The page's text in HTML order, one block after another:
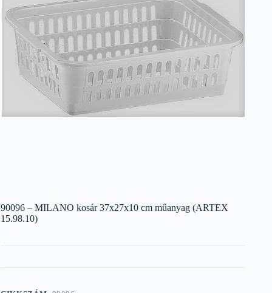
90096 – MILANO kosár 37x27x10 cm műanyag (ARTEX
15.98.10)